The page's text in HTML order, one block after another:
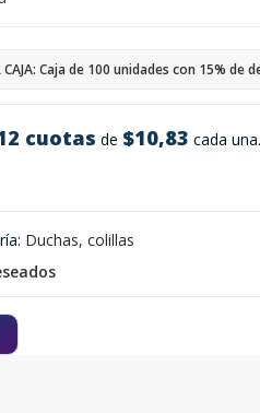
cuotas de $10,83 cada una.
CAJA: Caja de 100 unidades con 15% de
Duchas, colillas